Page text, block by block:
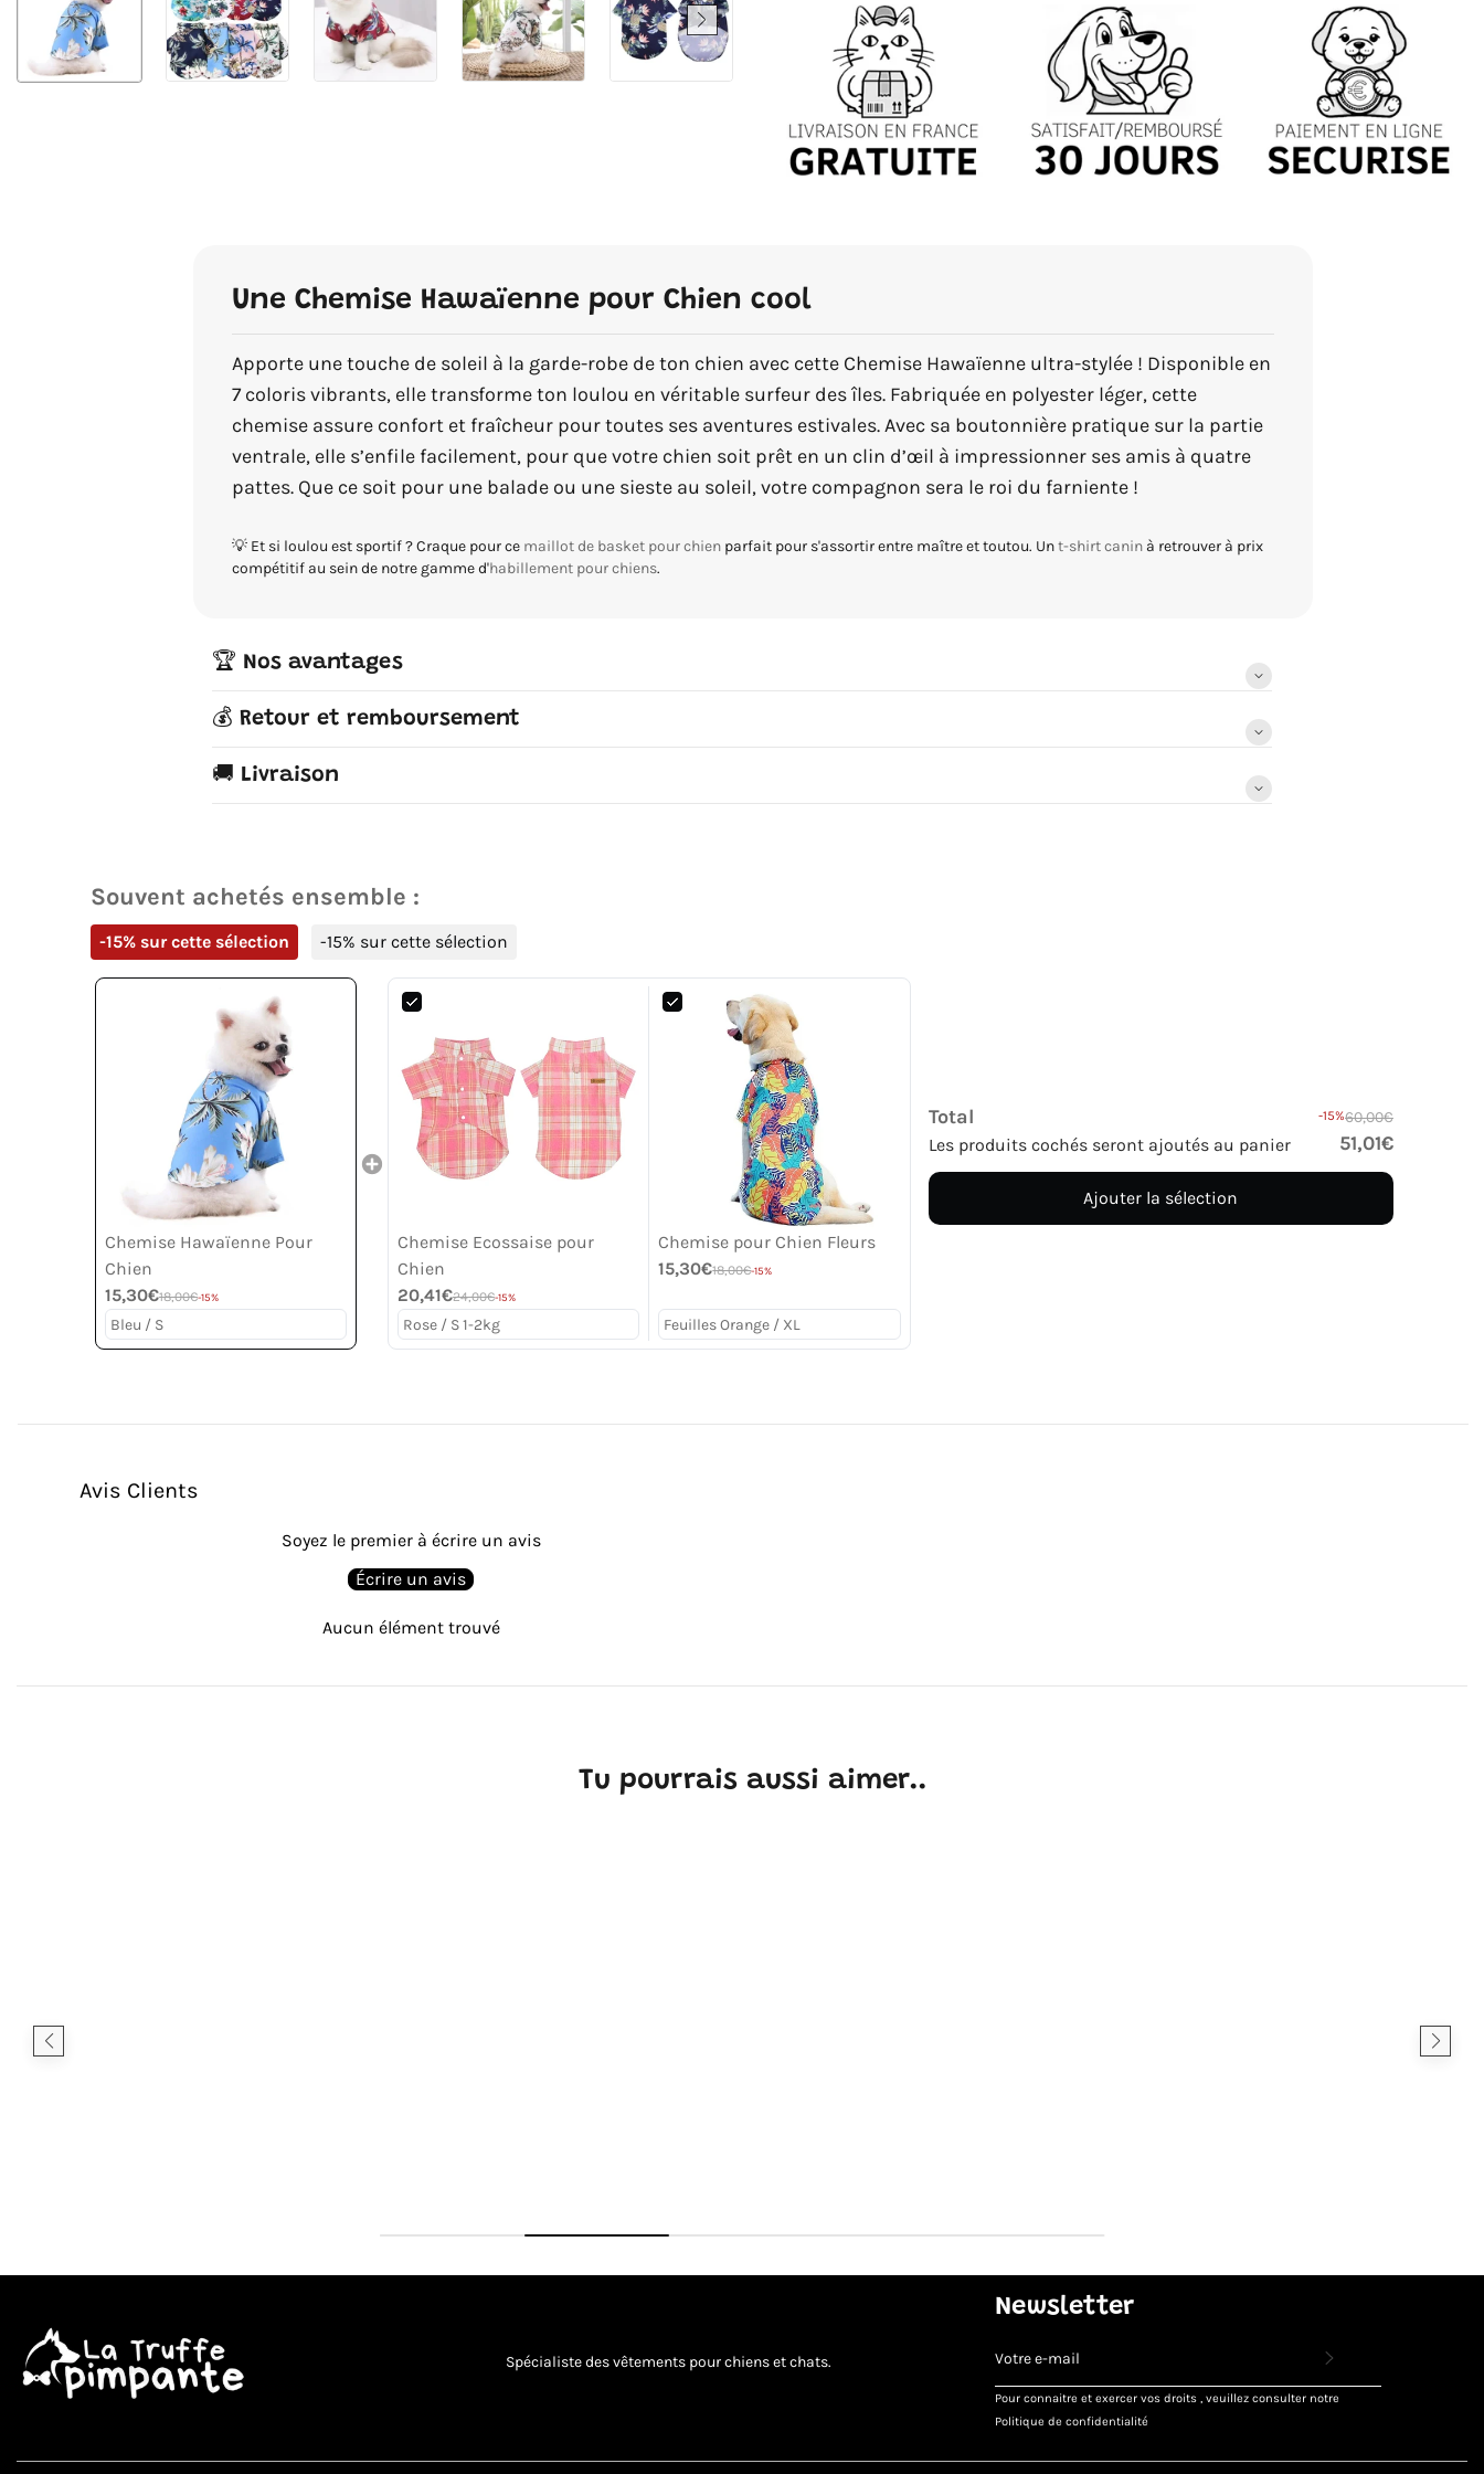
Une Chemise Hawaïenne pour Chien cool
Apporte une touche de soleil à la garde-robe de ton chien avec cette Chemise Hawaïenne ultra-stylée ! Disponible en
7 coloris vibrants, elle transforme ton loulou en véritable surfeur des îles. Fabriquée en polyester léger, cette
chemise assure confort et fraîcheur pour toutes ses aventures estivales. Avec sa boutonnière pratique sur la partie
ventrale, elle s’enfile facilement, pour que votre chien soit prêt en un clin d’œil à impressionner ses amis à quatre
pattes. Que ce soit pour une balade ou une sieste au soleil, votre compagnon sera le roi du farniente !
💡 Et si loulou est sportif ? Craque pour ce maillot de basket pour chien parfait pour s'assortir entre maître et toutou. Unt-shirt canin à retrouver à prix
compétitif au sein de notre gamme d'habillement pour chiens.
🏆 Nos avantages
💰 Retour et remboursement
🚚 Livraison
Souvent achetés ensemble :
-15% sur cette sélection -15% sur cette sélection
Chemise Hawaïenne Pour
Chien
15,30€18,00€-15%
Chemise Ecossaise pour
Chien
20,41€24,00€-15%
Chemise pour Chien Fleurs
15,30€18,00€-15%
Total
Les produits cochés seront ajoutés au panier
-15%60,00€
51,01€
Ajouter la sélection
Avis Clients
Soyez le premier à écrire un avis
Écrire un avis
Aucun élément trouvé
Tu pourrais aussi aimer..
Spécialiste des vêtements pour chiens et chats.
Newsletter
VOUS
POUR
Pour connaitre et exercer vos droits , veuillez consulter notre
Politique de confidentialité